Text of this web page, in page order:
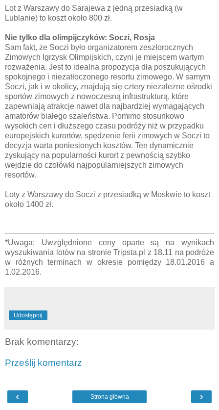
Lot z Warszawy do Sarajewa z jedną przesiadką (w
Lublanie) to koszt około 800 zł.
Nie tylko dla olimpijczyków: Soczi, Rosja
Sam fakt, że Soczi było organizatorem zeszłorocznych
Zimowych Igrzysk Olimpijskich, czyni je miejscem wartym
rozważenia. Jest to idealna propozycja dla poszukujących
spokojnego i niezatłoczonego resortu zimowego. W samym
Soczi, jak i w okolicy, znajdują się cztery niezależne ośrodki
sportów zimowych z nowoczesną infrastrukturą, które
zapewniają atrakcje nawet dla najbardziej wymagających
amatorów białego szaleństwa. Pomimo stosunkowo
wysokich cen i dłuższego czasu podróży niż w przypadku
europejskich kurortów, spędzenie ferii zimowych w Soczi to
decyzja warta poniesionych kosztów. Ten dynamicznie
zyskujący na popularności kurort z pewnością szybko
wejdzie do czołówki najpopularniejszych zimowych
resortów.
Loty z Warszawy do Soczi z przesiadką w Moskwie to koszt
około 1400 zł.
*Uwaga: Uwzględnione ceny oparte są na wynikach
wyszukiwania lotów na stronie Tripsta.pl z 18.11 na podróże
w różnych terminach w okresie pomiędzy 18.01.2016 a
1.02.2016.
Udostępnij
Brak komentarzy:
Prześlij komentarz
‹ ›
Strona główna